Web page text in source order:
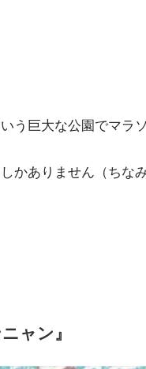
う巨大な公園でマラ
かありません（ちな
ャン』